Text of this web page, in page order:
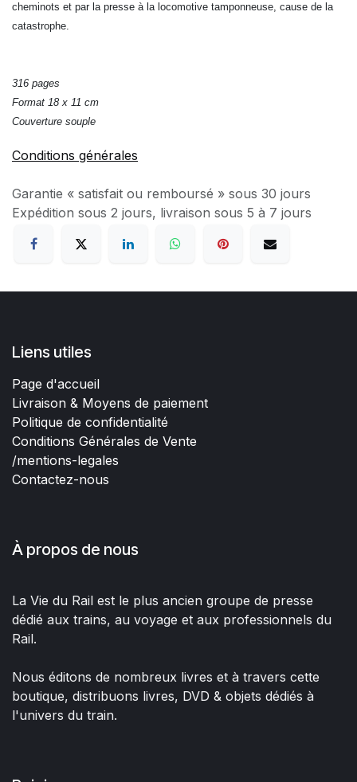
cheminots et par la presse à la locomotive tamponneuse, cause de la
catastrophe.
316 pages
Format 18 x 11 cm
Couverture souple
Conditions générales
Garantie « satisfait ou remboursé » sous 30 jours
Expédition sous 2 jours, livraison sous 5 à 7 jours
Liens utiles
Page d'accueil
Livraison & Moyens de paiement
Politique de confidentialité
Conditions Générales de Vente
/mentions-legales
Contactez-nous
À propos de nous
La Vie du Rail est le plus ancien groupe de presse
dédié aux trains, au voyage et aux professionnels du
Rail.
Nous éditons de nombreux livres et à travers cette
boutique, distribuons livres, DVD & objets dédiés à
l'univers du train.